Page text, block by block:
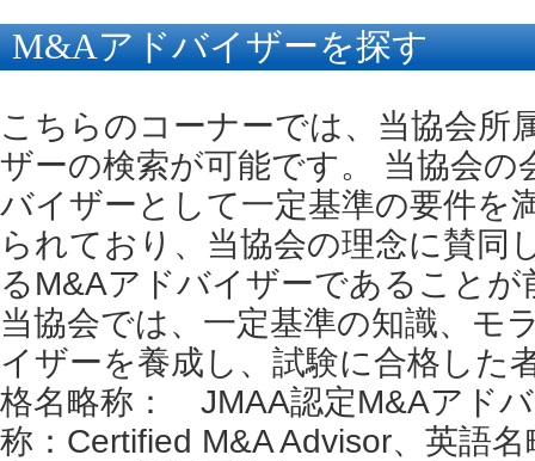
M&Aアドバイザーを探す
こちらのコーナーでは、当協会所
ザーの検索が可能です。 当協会の
バイザーとして一定基準の要件を
られており、当協会の理念に賛同
るM&Aアドバイザーであることが
当協会では、一定基準の知識、モ
イザーを養成し、試験に合格した
格名略称： JMAA認定M&Aアド
称：Certified M&A Advisor、英語